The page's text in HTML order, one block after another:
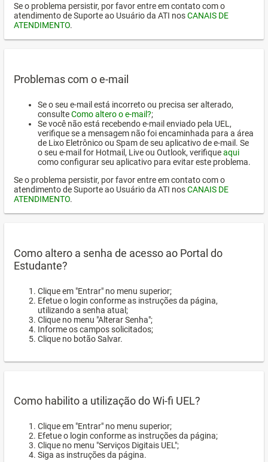
Se o problema persistir, por favor entre em contato com o
atendimento de Suporte ao Usuário da ATI nosCANAIS DE
ATENDIMENTO.
Problemas com o e-mail
Se o seu e-mail está incorreto ou precisa ser alterado,
consulteComo altero o e-mail?;
Se você não está recebendo e-mail enviado pela UEL,
verifique se a mensagem não foi encaminhada para a área
de Lixo Eletrônico ou Spam de seu aplicativo de e-mail. Se
o seu e-mail for Hotmail, Live ou Outlook, verifiqueaqui
como configurar seu aplicativo para evitar este problema.
Se o problema persistir, por favor entre em contato com o
atendimento de Suporte ao Usuário da ATI nosCANAIS DE
ATENDIMENTO.
Como altero a senha de acesso ao Portal do
Estudante?
Clique em "Entrar" no menu superior;
Efetue o login conforme as instruções da página,
utilizando a senha atual;
Clique no menu "Alterar Senha";
Informe os campos solicitados;
Clique no botão Salvar.
Como habilito a utilização do Wi-fi UEL?
Clique em "Entrar" no menu superior;
Efetue o login conforme as instruções da página;
Clique no menu "Serviços Digitais UEL";
Siga as instruções da página.